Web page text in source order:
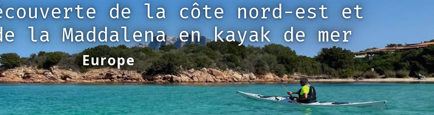
de la côte nord-est et
Maddalena en kayak de mer
Europe